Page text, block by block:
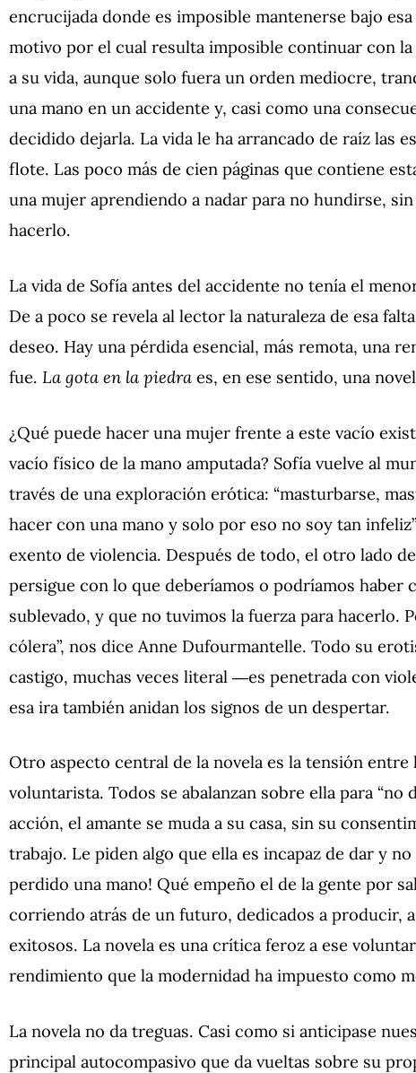
encrucijada donde es imposible mantenerse bajo
motivo por el cual resulta imposible continuar con
a su vida, aunque solo fuera un orden mediocre,
una mano en un accidente y, casi como una
decidido dejarla. La vida le ha arrancado de raíz las
flote. Las poco más de cien páginas que contiene
una mujer aprendiendo a nadar para no hundirse,
hacerlo.
La vida de Sofía antes del accidente no tenía el
De a poco se revela al lector la naturaleza de esa
deseo. Hay una pérdida esencial, más remota, una
fue. La gota en la piedra es, en ese sentido, una
¿Qué puede hacer una mujer frente a este vacío
vacío físico de la mano amputada? Sofía vuelve al
través de una exploración erótica: “masturbarse,
hacer con una mano y solo por eso no soy tan
exento de violencia. Después de todo, el otro lado
persigue con lo que deberíamos o podríamos haber
sublevado, y que no tuvimos la fuerza para hacerlo.
cólera”, nos dice Anne Dufourmantelle. Todo su
castigo, muchas veces literal ―es penetrada con
esa ira también anidan los signos de un despertar.
Otro aspecto central de la novela es la tensión entre
voluntarista. Todos se abalanzan sobre ella para “no
acción, el amante se muda a su casa, sin su
trabajo. Le piden algo que ella es incapaz de dar y
perdido una mano! Qué empeño el de la gente por
corriendo atrás de un futuro, dedicados a producir,
exitosos. La novela es una crítica feroz a ese
rendimiento que la modernidad ha impuesto como
La novela no da treguas. Casi como si anticipase
principal autocompasivo que da vueltas sobre su